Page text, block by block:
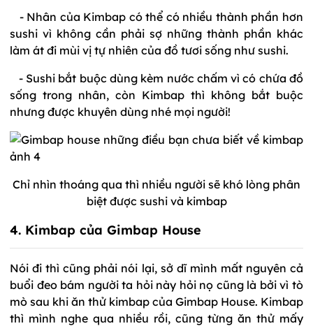
- Nhân của Kimbap có thể có nhiều thành phần hơn
sushi vì không cần phải sợ những thành phần khác
làm át đi mùi vị tự nhiên của đồ tươi sống như sushi.
- Sushi bắt buộc dùng kèm nước chấm vì có chứa đồ
sống trong nhân, còn Kimbap thì không bắt buộc
nhưng được khuyên dùng nhé mọi người!
Chỉ nhìn thoáng qua thì nhiều người sẽ khó lòng phân
biệt được sushi và kimbap
4. Kimbap của Gimbap House
Nói đi thì cũng phải nói lại, sở dĩ mình mất nguyên cả
buổi đeo bám người ta hỏi này hỏi nọ cũng là bởi vì tò
mò sau khi ăn thử kimbap của Gimbap House. Kimbap
thì mình nghe qua nhiều rồi, cũng từng ăn thử mấy